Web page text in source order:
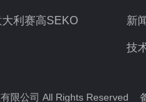
大利赛高SEKO 新
技
限公司 All Rights Reserved